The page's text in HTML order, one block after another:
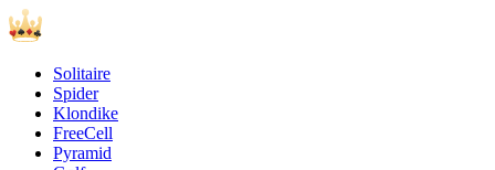
Solitaire
Spider
Klondike
FreeCell
Pyramid